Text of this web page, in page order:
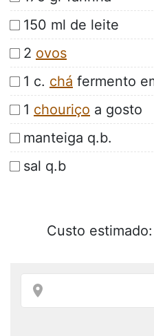
150 ml de leite
2 ovos
1 c. chá fermento
1 chouriço a gosto
manteiga q.b.
sal q.b
Custo estimado: